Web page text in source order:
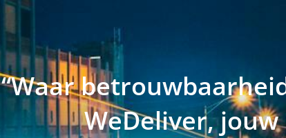
“Waar
WeDeliver,